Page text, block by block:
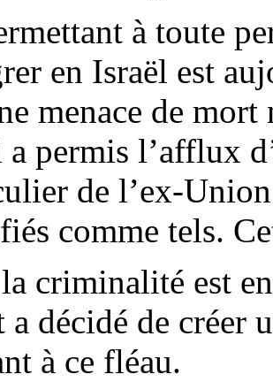
à toute
en Israël est
menace de
permis l’afflux
de l’ex-
comme tels.
criminalité est
a décidé de créer
à ce fléau.